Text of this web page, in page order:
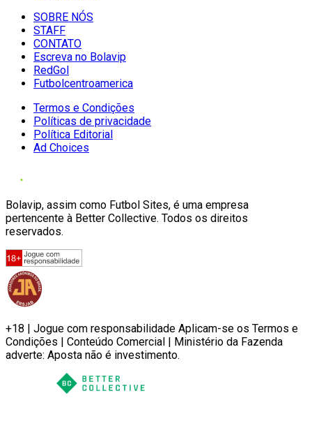
SOBRE NÓS
STAFF
CONTATO
Escreva no Bolavip
RedGol
Futbolcentroamerica
Termos e Condições
Políticas de privacidade
Política Editorial
Ad Choices
Bolavip, assim como Futbol Sites, é uma empresa
pertencente à Better Collective. Todos os direitos
reservados.
+18 | Jogue com responsabilidade Aplicam-se os Termos e
Condições | Conteúdo Comercial | Ministério da Fazenda
adverte: Aposta não é investimento.